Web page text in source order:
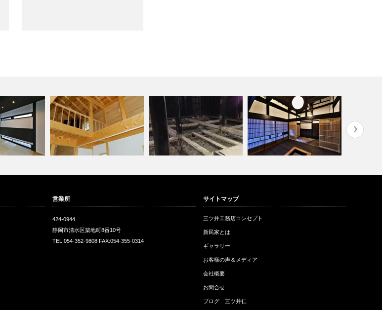
営業所
424-0944
静岡市清水区築地町8番10号
TEL:054-352-9808 FAX:054-355-0314
サイトマップ
三ツ井工務店コンセプト
新民家とは
ギャラリー
お客様の声＆メディア
会社概要
お問合せ
ブログ 三ツ井仁